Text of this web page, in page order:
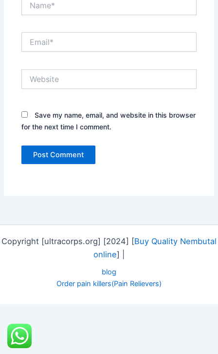
Save my name, email, and website in this browser
for the next time I comment.
Copyright [ultracorps.org] [2024] [Buy Quality Nembutal
online] |
blog
Order pain killers(Pain Relievers)